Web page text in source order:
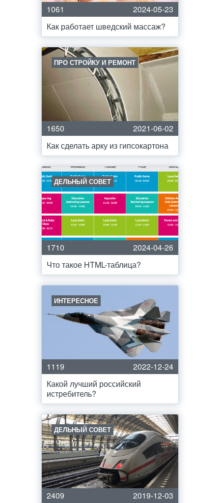
1061
2024-05-23
Как работает шведский массаж?
ПРО СТРОЙКУ И РЕМОНТ
1650
2021-06-02
Как сделать арку из гипсокартона
ДЕЛЬНЫЙ СОВЕТ
1710
2024-04-26
Что такое HTML-таблица?
ИНТЕРЕСНОЕ
1119
2022-12-24
Какой лучший российский
истребитель?
ДЕЛЬНЫЙ СОВЕТ
2409
2019-12-03